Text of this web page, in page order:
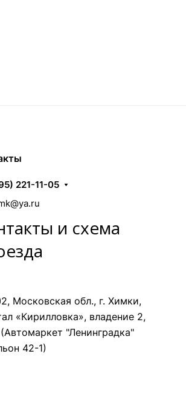
221-11-05
и схема
Московская обл., г. Химки,
«Кирилловка», владение 2,
(Автомаркет "Ленинградка"
42-1)